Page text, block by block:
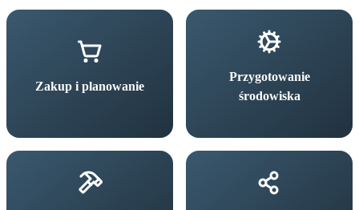
Zakup i planowanie
Przygotowanie
środowiska